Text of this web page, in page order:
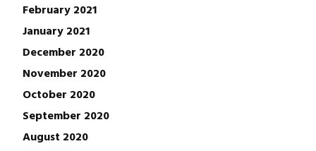
February 2021
January 2021
December 2020
November 2020
October 2020
September 2020
August 2020